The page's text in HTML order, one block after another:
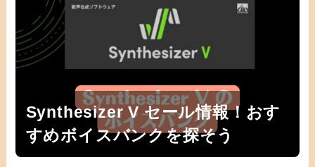
Synthesizer V セール情報！おす
すめボイスバンクを探そう